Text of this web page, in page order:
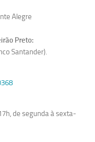
Ruiz
(FDRP)
Alegre
Preto:
Santander).
de segunda à sexta-